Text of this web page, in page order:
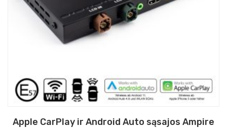
Apple CarPlay ir Android Auto sąsajos Ampire